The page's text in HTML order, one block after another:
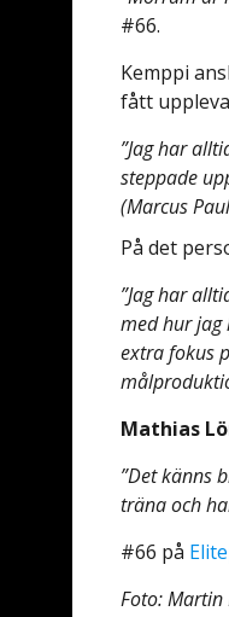
#66.
Kemppi
fått
”Jag har
steppade
(Marcus
På det
”Jag har
med hur jag
extra fokus
Mathias
”Det känns
träna och
#66 på
Foto: Martin